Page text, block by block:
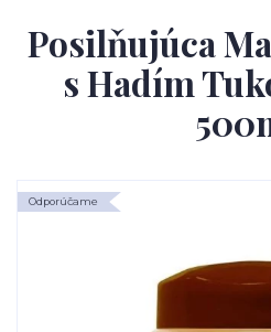
Posilňujúca
s Hadím
Odporúčame